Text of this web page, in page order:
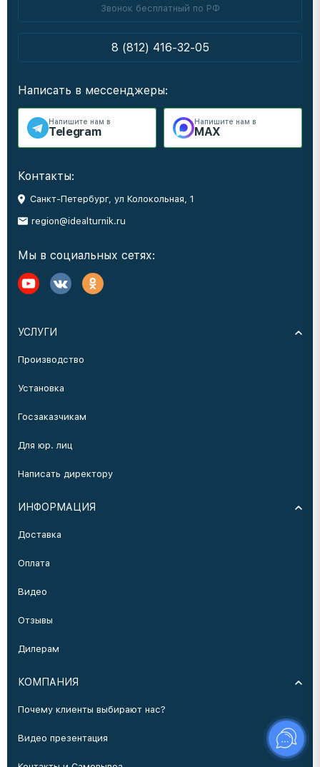
Звонок бесплатный по РФ
8 (812) 416-32-05
Написать в мессенджеры:
Напишите нам в
Telegram
Напишите нам в
MAX
Контакты:
Санкт-Петербург, ул Колокольная, 1
region@idealturnik.ru
Мы в социальных сетях:
УСЛУГИ
Производство
Установка
Госзаказчикам
Для юр. лиц
Написать директору
ИНФОРМАЦИЯ
Доставка
Оплата
Видео
Отзывы
Дилерам
КОМПАНИЯ
Почему клиенты выбирают нас?
Видео презентация